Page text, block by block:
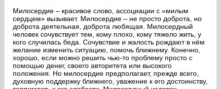
Милосердие – красивое слово, ассоциации с «милым
сердцем» вызывает. Милосердие – не просто доброта, но
доброта деятельная, доброта любящая. Милосердный
человек сочувствует тем, кому плохо, кому тяжело жить, у
кого случилась беда. Сочувствие и жалость рождают в нём
желание изменить ситуацию, помочь ближнему. Конечно,
хорошо, если можно решить чью-то проблему просто с
помощью денег, своего авторитета или высокого
положения. Но милосердие предполагает, прежде всего,
духовную поддержку ближнего, уважение к его достоинству,